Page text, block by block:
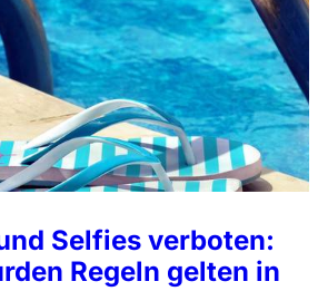
Selfies verboten:
Regeln gelten in